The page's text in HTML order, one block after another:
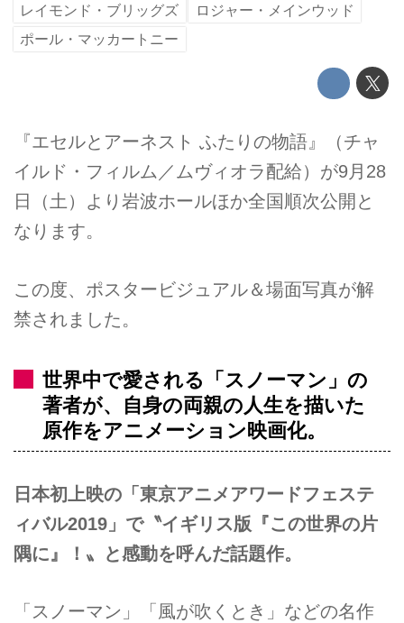
レイモンド・ブリッグズ
ロジャー・メインウッド
ポール・マッカートニー
『エセルとアーネスト ふたりの物語』（チャ
イルド・フィルム／ムヴィオラ配給）が9月28
日（土）より岩波ホールほか全国順次公開と
なります。
この度、ポスタービジュアル＆場面写真が解
禁されました。
世界中で愛される「スノーマン」の
著者が、自身の両親の人生を描いた
原作をアニメーション映画化。
日本初上映の「東京アニメアワードフェステ
ィバル2019」で〝イギリス版『この世界の片
隅に』！〟と感動を呼んだ話題作。
「スノーマン」「風が吹くとき」などの名作